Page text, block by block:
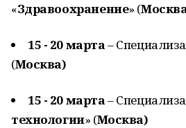
«Здравоохранение» (
15 - 20 марта–
(Москва)
15 - 20 марта–
технологии» (Москва)